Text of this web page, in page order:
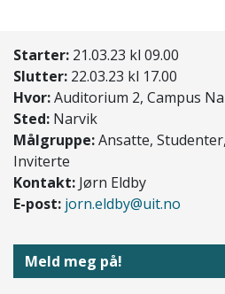
Starter: 21.03.23 kl 09.00
Slutter: 22.03.23 kl 17.00
Hvor:Auditorium 2, Campus
Sted: Narvik
Målgruppe:Ansatte,
Inviterte
Kontakt: Jørn Eldby
E-post: jorn.eldby@uit.no
Meld meg på!